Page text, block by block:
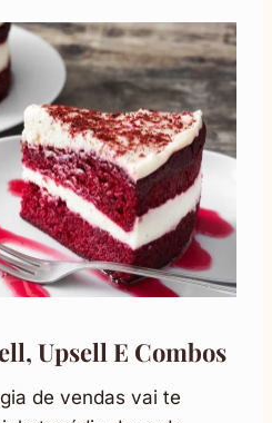
Upsell E Combos
de vendas vai te